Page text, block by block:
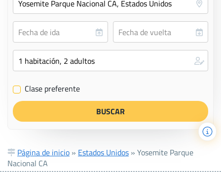
✔ Clase preferente
Página de inicio » Estados Unidos » Yosemite Parque
Nacional CA